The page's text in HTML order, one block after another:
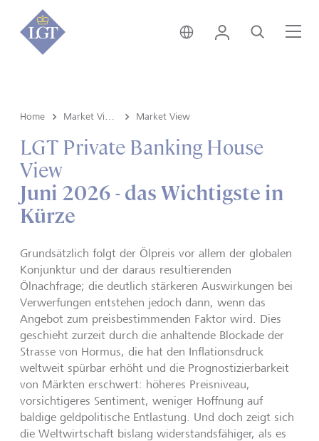
Deutschland • Deutsch
Login Suche
Home Market View
LGT Private Banking House
View
Juni 2026 - das Wichtigste in
Kürze
Grundsätzlich folgt der Ölpreis vor allem der globalen
Konjunktur und der daraus resultierenden
Ölnachfrage; die deutlich stärkeren Auswirkungen bei
Verwerfungen entstehen jedoch dann, wenn das
Angebot zum preisbestimmenden Faktor wird. Dies
geschieht zurzeit durch die anhaltende Blockade der
Strasse von Hormus, die hat den Inflationsdruck
weltweit spürbar erhöht und die Prognostizierbarkeit
von Märkten erschwert: höheres Preisniveau,
vorsichtigeres Sentiment, weniger Hoffnung auf
baldige geldpolitische Entlastung. Und doch zeigt sich
die Weltwirtschaft bislang widerstandsfähiger, als es